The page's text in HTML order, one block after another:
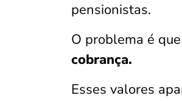
pensionistas.
O problema é que
cobrança.
Esses valores